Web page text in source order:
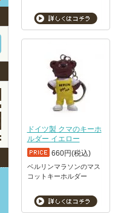
ドイツ製 クマのキーホ
ルダー イエロー
660円(税込)
ベルリンマラソンのマス
コットキーホルダー